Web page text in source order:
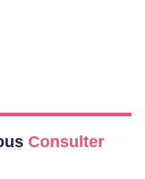
Consulter